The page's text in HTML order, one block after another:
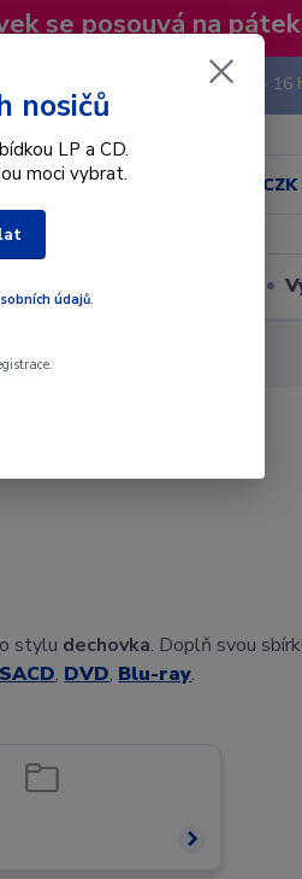
se posouvá na
CZK
(Po-Pá, 8 - 16
poukazy
stylu dechovka. Doplň svou
SACD, DVD, Blu-ray.
nosičů
LP a CD.
moci vybrat.
údajů.